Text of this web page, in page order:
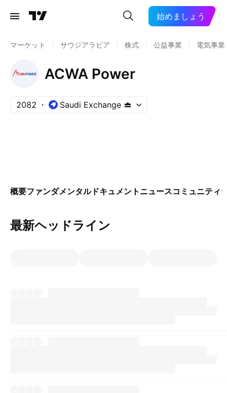
始めましょう
マーケット サウジアラビア 株式 公益事業 電気事業
ACWA Power
2082 Saudi Exchange
概要ファンダメンタルドキュメント ニュースコミュニティ
最新ヘッドライン